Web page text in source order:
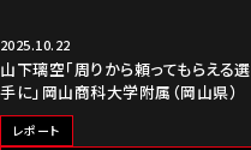
2025.10.22
山下璃空「周りから頼ってもらえる選
手に」岡山商科大学附属（岡山県）
レポート